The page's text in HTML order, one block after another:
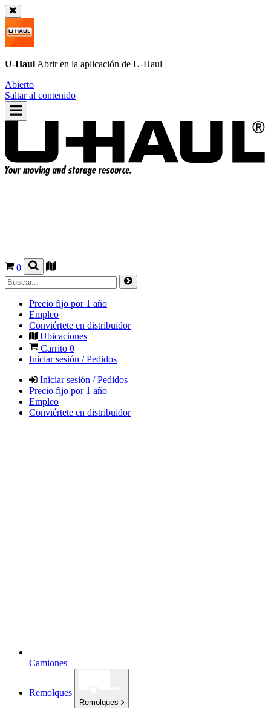
U-Haul Abrir en la aplicación de U-Haul
Abierto
Saltar al contenido
0
Precio fijo por 1 año
Empleo
Conviértete en distribuidor
Ubicaciones
Carrito 0
Iniciar sesión / Pedidos
Iniciar sesión / Pedidos
Precio fijo por 1 año
Empleo
Conviértete en distribuidor
Camiones
Remolques
Remolques